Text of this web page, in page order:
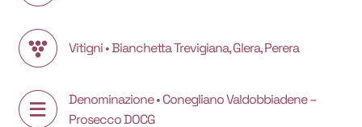
Vitigni • Bianchetta Trevigiana, Glera, Perera
Denominazione • Conegliano Valdobbiadene –
Prosecco DOCG